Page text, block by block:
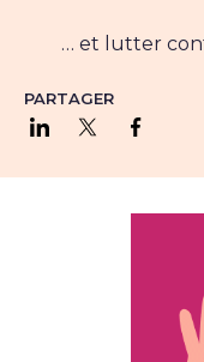
… et lutter
PARTAGER
Partager sur
Partager